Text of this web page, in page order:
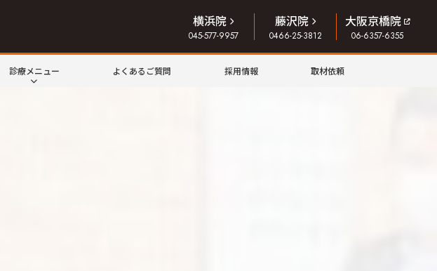
横浜院
045-577-9957
藤沢院
0466-25-3812
大阪京橋院
06-6357-6355
診療メニュー よくあるご質問 採用情報 取材依頼